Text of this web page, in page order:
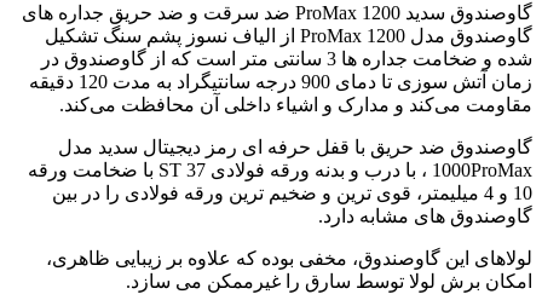
گاوصندوق سدید 1200 ProMax ضد سرقت و ضد حریق جداره های
گاوصندوق مدل 1200 ProMax از الیاف نسوز پشم سنگ تشکیل
شده و ضخامت جداره ها 3 سانتی متر است که از گاوصندوق در
زمان آتش سوزی تا دمای 900 درجه سانتیگراد به مدت 120 دقیقه
مقاومت می‌کند و مدارک و اشیاء داخلی آن محافظت می‌کند.
گاوصندوق ضد حریق با قفل حرفه ای رمز دیجیتال سدید مدل
1000ProMax ، با درب و بدنه ورقه فولادی ST 37 با ضخامت ورقه
10 و 4 میلیمتر، قوی ترین و ضخیم ترین ورقه فولادی را در بین
گاوصندوق های مشابه دارد.
لولاهای این گاوصندوق، مخفی بوده که علاوه بر زیبایی ظاهری،
امکان برش لولا توسط سارق را غیرممکن می سازد.